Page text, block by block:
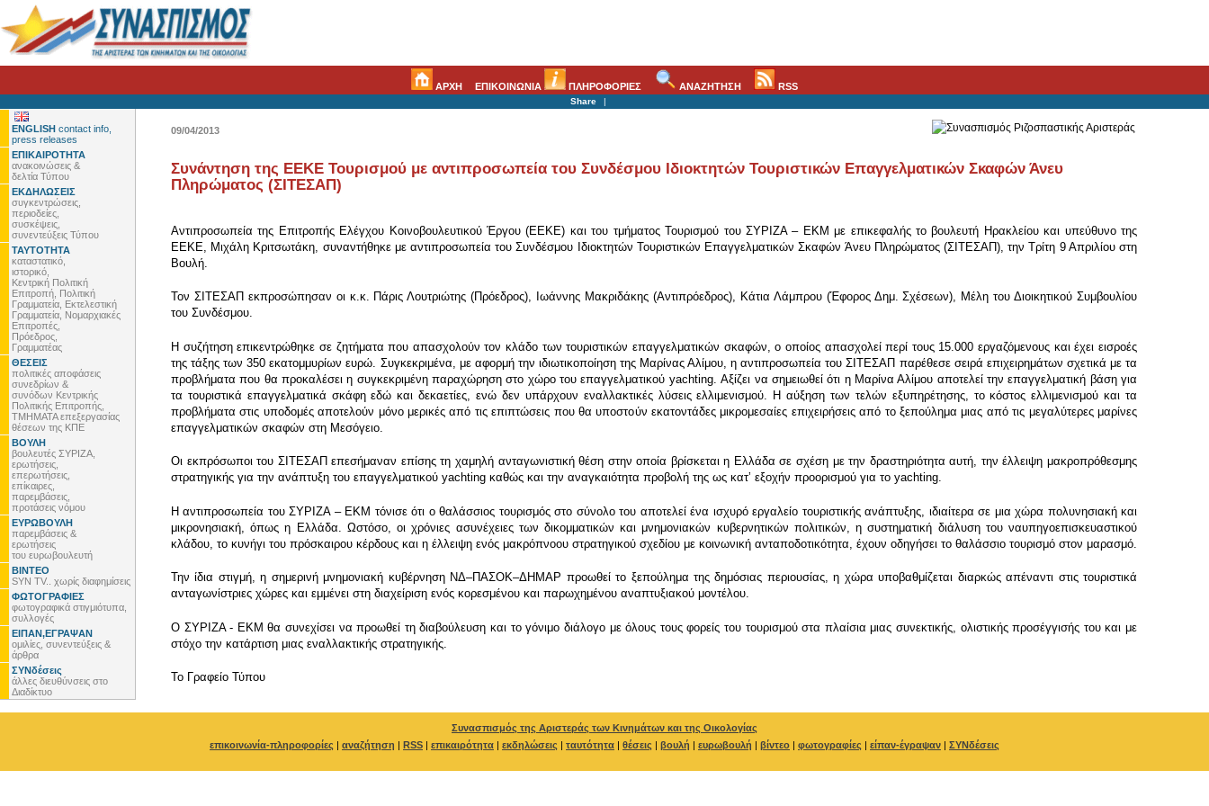
ΑΡΧΗ ΕΠΙΚΟΙΝΩΝΙΑ ΠΛΗΡΟΦΟΡΙΕΣ ΑΝΑΖΗΤΗΣΗ RSS
Share |
ENGLISH contact info,
press releases
ΕΠΙΚΑΙΡΟΤΗΤΑ
ανακοινώσεις &
δελτία Τύπου
ΕΚΔΗΛΩΣΕΙΣ
συγκεντρώσεις,
περιοδείες,
συσκέψεις,
συνεντεύξεις Τύπου
ΤΑΥΤΟΤΗΤΑ
καταστατικό,
ιστορικό,
Κεντρική Πολιτική
Επιτροπή, Πολιτική
Γραμματεία, Εκτελεστική
Γραμματεία, Νομαρχιακές
Επιτροπές,
Πρόεδρος,
Γραμματέας
ΘΕΣΕΙΣ
πολιτικές αποφάσεις
συνεδρίων &
συνόδων Κεντρικής
Πολιτικής Επιτροπής,
ΤΜΗΜΑΤΑ επεξεργασίας
θέσεων της ΚΠΕ
ΒΟΥΛΗ
βουλευτές ΣΥΡΙΖΑ,
ερωτήσεις,
επερωτήσεις,
επίκαιρες,
παρεμβάσεις,
προτάσεις νόμου
ΕΥΡΩΒΟΥΛΗ
παρεμβάσεις &
ερωτήσεις
του ευρωβουλευτή
ΒΙΝΤΕΟ
SYN TV.. χωρίς διαφημίσεις
ΦΩΤΟΓΡΑΦΙΕΣ
φωτογραφικά στιγμιότυπα,
συλλογές
ΕΙΠΑΝ,ΕΓΡΑΨΑΝ
ομιλίες, συνεντεύξεις &
άρθρα
ΣΥΝδέσεις
άλλες διευθύνσεις στο
Διαδίκτυο
09/04/2013
Συνάντηση της ΕΕΚΕ Τουρισμού με αντιπροσωπεία του Συνδέσμου Ιδιοκτητών Τουριστικών Επαγγελματικών Σκαφών Άνευ
Πληρώματος (ΣΙΤΕΣΑΠ)
Αντιπροσωπεία της Επιτροπής Ελέγχου Κοινοβουλευτικού Έργου (ΕΕΚΕ) και του τμήματος Τουρισμού του ΣΥΡΙΖΑ – ΕΚΜ με επικεφαλής το βουλευτή Ηρακλείου και υπεύθυνο της
ΕΕΚΕ, Μιχάλη Κριτσωτάκη, συναντήθηκε με αντιπροσωπεία του Συνδέσμου Ιδιοκτητών Τουριστικών Επαγγελματικών Σκαφών Άνευ Πληρώματος (ΣΙΤΕΣΑΠ), την Τρίτη 9 Απριλίου στη
Βουλή.
Τον ΣΙΤΕΣΑΠ εκπροσώπησαν οι κ.κ. Πάρις Λουτριώτης (Πρόεδρος), Ιωάννης Μακριδάκης (Αντιπρόεδρος), Κάτια Λάμπρου (Έφορος Δημ. Σχέσεων), Μέλη του Διοικητικού Συμβουλίου
του Συνδέσμου.
Η συζήτηση επικεντρώθηκε σε ζητήματα που απασχολούν τον κλάδο των τουριστικών επαγγελματικών σκαφών, ο οποίος απασχολεί περί τους 15.000 εργαζόμενους και έχει εισροές
της τάξης των 350 εκατομμυρίων ευρώ. Συγκεκριμένα, με αφορμή την ιδιωτικοποίηση της Μαρίνας Αλίμου, η αντιπροσωπεία του ΣΙΤΕΣΑΠ παρέθεσε σειρά επιχειρημάτων σχετικά με τα
προβλήματα που θα προκαλέσει η συγκεκριμένη παραχώρηση στο χώρο του επαγγελματικού yachting. Αξίζει να σημειωθεί ότι η Μαρίνα Αλίμου αποτελεί την επαγγελματική βάση για
τα τουριστικά επαγγελματικά σκάφη εδώ και δεκαετίες, ενώ δεν υπάρχουν εναλλακτικές λύσεις ελλιμενισμού. Η αύξηση των τελών εξυπηρέτησης, το κόστος ελλιμενισμού και τα
προβλήματα στις υποδομές αποτελούν μόνο μερικές από τις επιπτώσεις που θα υποστούν εκατοντάδες μικρομεσαίες επιχειρήσεις από το ξεπούλημα μιας από τις μεγαλύτερες μαρίνες
επαγγελματικών σκαφών στη Μεσόγειο.
Οι εκπρόσωποι του ΣΙΤΕΣΑΠ επεσήμαναν επίσης τη χαμηλή ανταγωνιστική θέση στην οποία βρίσκεται η Ελλάδα σε σχέση με την δραστηριότητα αυτή, την έλλειψη μακροπρόθεσμης
στρατηγικής για την ανάπτυξη του επαγγελματικού yachting καθώς και την αναγκαιότητα προβολή της ως κατʼ εξοχήν προορισμού για το yachting.
Η αντιπροσωπεία του ΣΥΡΙΖΑ – ΕΚΜ τόνισε ότι ο θαλάσσιος τουρισμός στο σύνολο του αποτελεί ένα ισχυρό εργαλείο τουριστικής ανάπτυξης, ιδιαίτερα σε μια χώρα πολυνησιακή και
μικρονησιακή, όπως η Ελλάδα. Ωστόσο, οι χρόνιες ασυνέχειες των δικομματικών και μνημονιακών κυβερνητικών πολιτικών, η συστηματική διάλυση του ναυπηγοεπισκευαστικού
κλάδου, το κυνήγι του πρόσκαιρου κέρδους και η έλλειψη ενός μακρόπνοου στρατηγικού σχεδίου με κοινωνική ανταποδοτικότητα, έχουν οδηγήσει το θαλάσσιο τουρισμό στον μαρασμό.
Την ίδια στιγμή, η σημερινή μνημονιακή κυβέρνηση ΝΔ–ΠΑΣΟΚ–ΔΗΜΑΡ προωθεί το ξεπούλημα της δημόσιας περιουσίας, η χώρα υποβαθμίζεται διαρκώς απέναντι στις τουριστικά
ανταγωνίστριες χώρες και εμμένει στη διαχείριση ενός κορεσμένου και παρωχημένου αναπτυξιακού μοντέλου.
Ο ΣΥΡΙΖΑ - ΕΚΜ θα συνεχίσει να προωθεί τη διαβούλευση και το γόνιμο διάλογο με όλους τους φορείς του τουρισμού στα πλαίσια μιας συνεκτικής, ολιστικής προσέγγισής του και με
στόχο την κατάρτιση μιας εναλλακτικής στρατηγικής.
To Γραφείο Τύπου
Συνασπισμός της Αριστεράς των Κινημάτων και της Οικολογίας
επικοινωνία-πληροφορίες | αναζήτηση | RSS | επικαιρότητα | εκδηλώσεις | ταυτότητα | θέσεις | βουλή | ευρωβουλή | βίντεο | φωτογραφίες | είπαν-έγραψαν | ΣΥΝδέσεις